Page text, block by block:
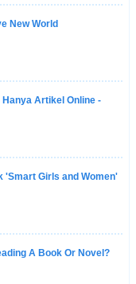
New World
Artikel Online -
'Smart Girls and Women'
A Book Or Novel?